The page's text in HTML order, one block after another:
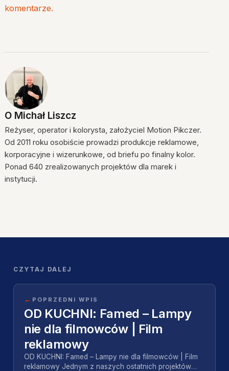
komentarze.
O Michał Liszcz
Reżyser, operator i kolorysta, założyciel Motion Pikczer.
Od 2011 roku osobiście prowadzi produkcje reklamowe,
korporacyjne i wizerunkowe, od briefu po finalny kolor.
Ponad 640 zrealizowanych projektów dla marek i
instytucji.
CZYTAJ DALEJ
← POPRZEDNI WPIS
OD KUCHNI: Famed – Lampy
nie dla filmowców | Film
reklamowy
OD KUCHNI: Famed – Lampy nie dla filmowców | Film
reklamowy Jednym z naszych ostatnich projektów